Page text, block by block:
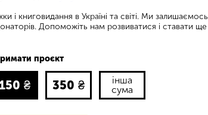
і книговидання в Україні та світі. Ми залишаємось
Допоможіть нам розвиватися і ставати ще
проєкт
₴ 350 ₴
інша
сума